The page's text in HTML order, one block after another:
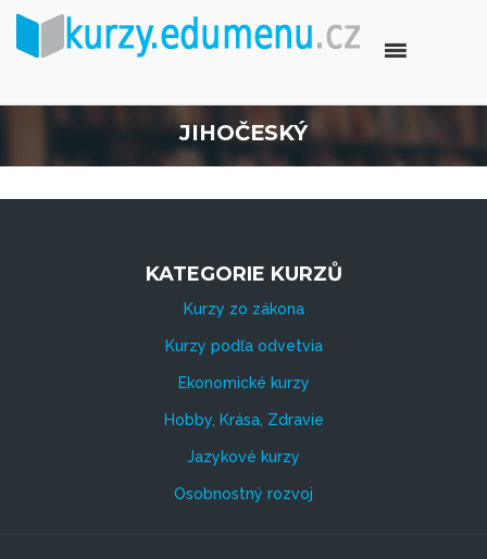
JIHOČESKÝ
KATEGORIE KURZŮ
Kurzy zo zákona
Kurzy podľa odvetvia
Ekonomické kurzy
Hobby, Krása, Zdravie
Jazykové kurzy
Osobnostný rozvoj